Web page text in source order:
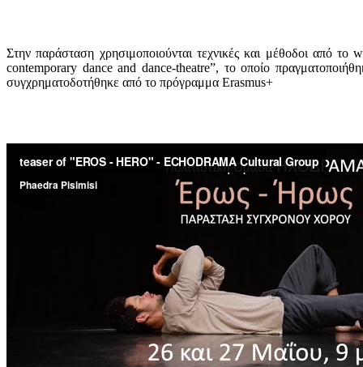
Στην παράσταση χρησιμοποιούνται τεχνικές και μέθοδοι από
contemporary dance and dance-theatre”, το οποίο
συγχρηματοδοτήθηκε από το πρόγραμμα Erasmus+